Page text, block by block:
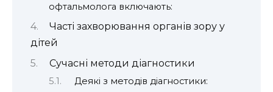
офтальмолога включають:
Часті захворювання органів зору у
дітей
Сучасні методи діагностики
Деякі з методів діагностики: